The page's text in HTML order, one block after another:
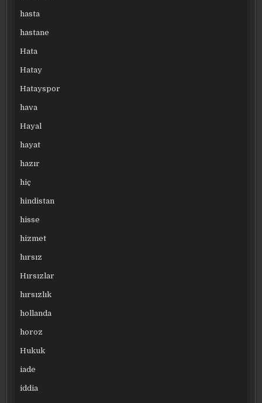
hasta
hastane
Hata
Hatay
Hatayspor
hava
Hayal
hayat
hazır
hiç
hindistan
hisse
hizmet
hırsız
Hırsızlar
hırsızlık
hollanda
horoz
Hukuk
iade
iddia